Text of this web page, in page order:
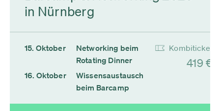
in Nürnberg
15. Oktober
Networking beim
Rotating Dinner
16. Oktober
Wissensaustausch
beim Barcamp
Kombiticket
419 €